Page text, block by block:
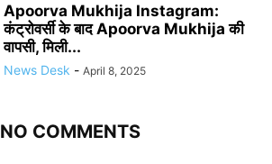
Apoorva Mukhija Instagram:
कंट्रोवर्सी के बाद Apoorva Mukhija की
वापसी, मिली...
News Desk - April 8, 2025
NO COMMENTS